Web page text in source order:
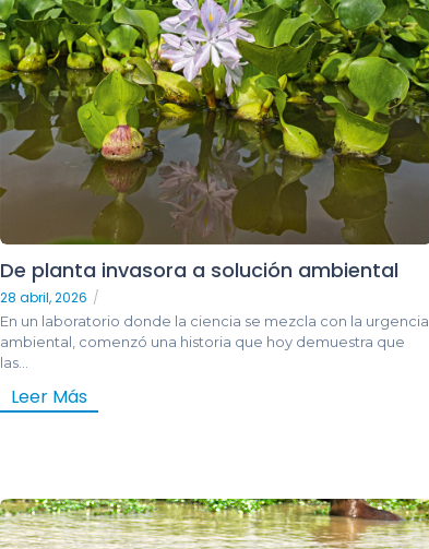
De planta invasora a solución ambiental
28 abril, 2026 /
En un laboratorio donde la ciencia se mezcla con la urgencia
ambiental, comenzó una historia que hoy demuestra que
las...
Leer Más